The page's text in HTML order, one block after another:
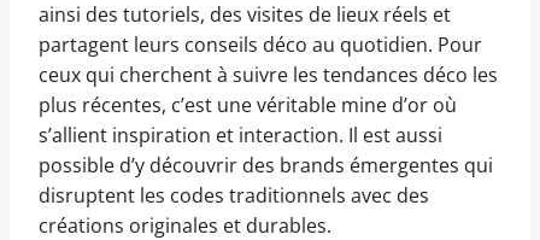
ainsi des tutoriels, des visites de lieux réels et
partagent leurs conseils déco au quotidien. Pour
ceux qui cherchent à suivre les tendances déco les
plus récentes, c’est une véritable mine d’or où
s’allient inspiration et interaction. Il est aussi
possible d’y découvrir des brands émergentes qui
disruptent les codes traditionnels avec des
créations originales et durables.